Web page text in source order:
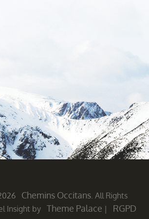
Chemins Occitans. All Rights
Insight by Theme Palace | RGPD